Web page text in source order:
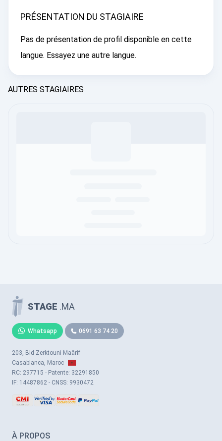
PRÉSENTATION DU STAGIAIRE
Pas de présentation de profil disponible en cette
langue. Essayez une autre langue.
AUTRES STAGIAIRES
À PROPOS
STAGE .MA
Whatsapp 0691 63 74 20
203, Bld Zerktouni Maârif
Casablanca, Maroc
RC: 297715 - Patente: 32291850
IF: 14487862 - CNSS: 9930472